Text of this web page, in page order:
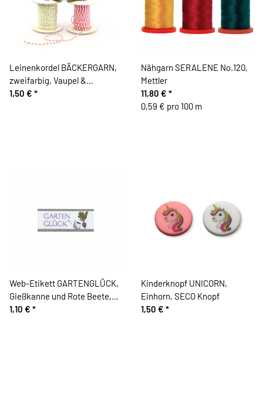
Leinenkordel BÄCKERGARN,
zweifarbig, Vaupel &
Heilenbeck
1,50 € *
Nähgarn SERALENE No.120,
Mettler
11,80 € *
0,59 € pro 100 m
Web-Etikett GARTENGLÜCK,
Gießkanne und Rote Beete,
Acufactum
1,10 € *
Kinderknopf UNICORN,
Einhorn, SECO Knopf
1,50 € *